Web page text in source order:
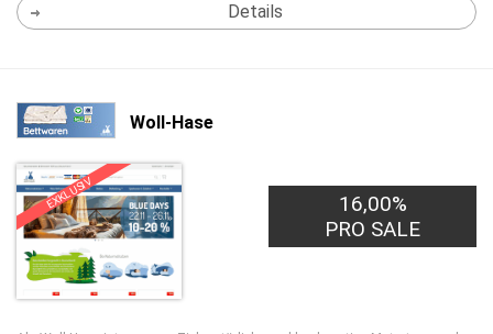
Details
Woll-Hase
EXKLUSIV
16,00%
PRO SALE